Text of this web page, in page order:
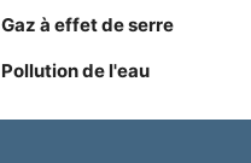
Gaz à effet de serre
Pollution de l'eau